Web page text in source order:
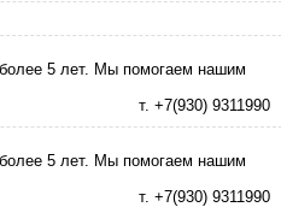
5 лет. Мы помогаем нашим
т. +7(930) 9311990
5 лет. Мы помогаем нашим
т. +7(930) 9311990